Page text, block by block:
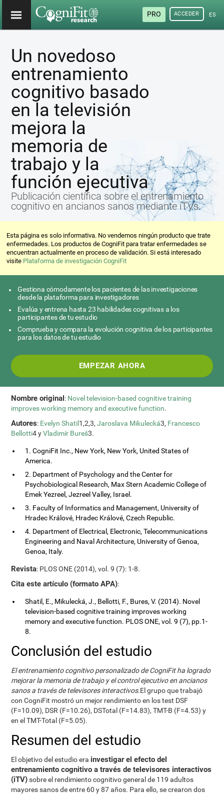
PRO ACCEDER
Un novedoso
entrenamiento
cognitivo basado
en la televisión
mejora la
memoria de
trabajo y la
función ejecutiva
Publicación científica sobre el entrenamiento
cognitivo en ancianos sanos mediante iTVs.
Esta página es solo informativa. No vendemos ningún producto que trate
enfermedades. Los productos de CogniFit para tratar enfermedades se
encuentran actualmente en proceso de validación. Si está interesado
visite Plataforma de investigación CogniFit
Gestiona cómodamente los pacientes de las investigaciones
desde la plataforma para investigadores
Evalúa y entrena hasta 23 habilidades cognitivas a los
participantes de tu estudio
Comprueba y compara la evolución cognitiva de los participantes
para los datos de tu estudio
EMPEZAR AHORA
Nombre original: Novel television-based cognitive training
improves working memory and executive function.
Autores: Evelyn Shatil 1,2,3,Jaroslava Mikulecká3, Francesco
Bellotti4 yVladimír Bureš3.
1. CogniFit Inc., New York, New York, United States of
America.
2. Department of Psychology and the Center for
Psychobiological Research, Max Stern Academic College of
Emek Yezreel, Jezreel Valley, Israel.
3. Faculty of Informatics and Management, University of
Hradec Králové, Hradec Králové, Czech Republic.
4. Department of Electrical, Electronic, Telecommunications
Engineering and Naval Architecture, University of Genoa,
Genoa, Italy.
Revista: PLOS ONE (2014), vol. 9 (7): 1-8.
Cita este artículo (formato APA):
Shatil, E., Mikulecká, J., Bellotti, F., Bures, V. (2014). Novel
television-based cognitive training improves working
memory and executive function. PLOS ONE, vol. 9 (7), pp.1-
8.
Conclusión del estudio
El entrenamiento cognitivo personalizado de CogniFit ha logrado
mejorar la memoria de trabajo y el control ejecutivo en ancianos
sanos a través de televisores interactivos.El grupo que trabajó
con CogniFit mostró un mejor rendimiento en los test DSF
(F=10.09), DSR (F=10.26), DSTotal (F=14.83), TMT-B (F=4.53) y
en el TMT-Total (F=5.05).
Resumen del estudio
El objetivo del estudio era investigar el efecto del
entrenamiento cognitivo a través de televisores interactivos
(iTV)sobre el rendimiento cognitivo general de 119 adultos
mayores sanos de entre 60 y 87 años. Para ello, se crearon dos